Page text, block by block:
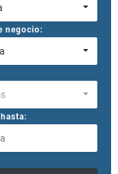
negocio: